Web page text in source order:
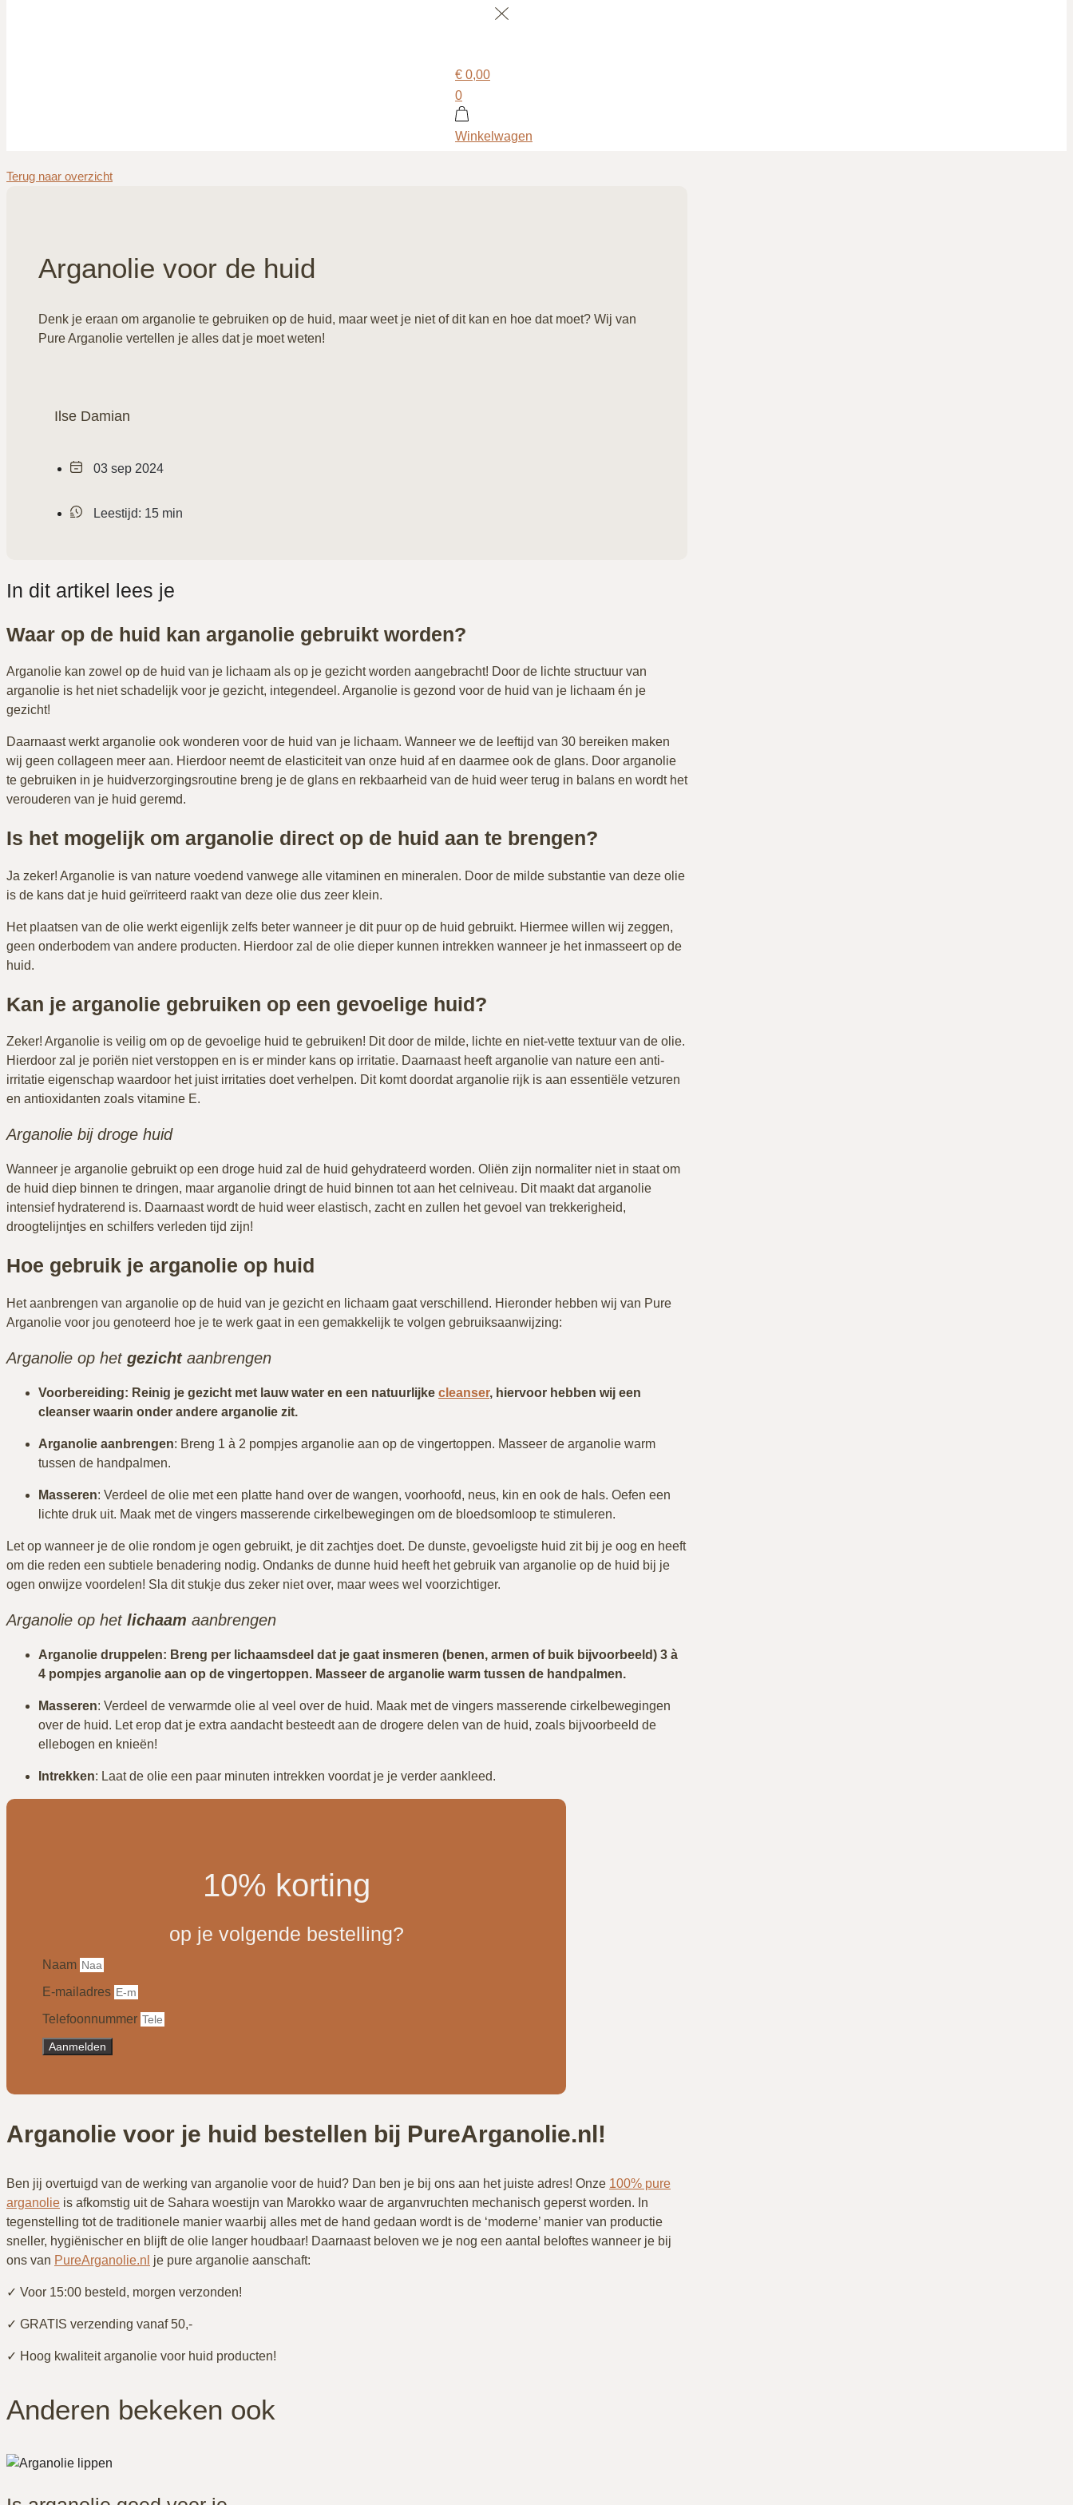
€ 0,00
0
Winkelwagen
Terug naar overzicht
Arganolie voor de huid
Denk je eraan om arganolie te gebruiken op de huid, maar weet je niet of dit kan en hoe dat moet? Wij van
Pure Arganolie vertellen je alles dat je moet weten!
Ilse Damian
03 sep 2024
Leestijd: 15 min
In dit artikel lees je
Waar op de huid kan arganolie gebruikt worden?
Arganolie kan zowel op de huid van je lichaam als op je gezicht worden aangebracht! Door de lichte structuur van
arganolie is het niet schadelijk voor je gezicht, integendeel. Arganolie is gezond voor de huid van je lichaam én je
gezicht!
Daarnaast werkt arganolie ook wonderen voor de huid van je lichaam. Wanneer we de leeftijd van 30 bereiken maken
wij geen collageen meer aan. Hierdoor neemt de elasticiteit van onze huid af en daarmee ook de glans. Door arganolie
te gebruiken in je huidverzorgingsroutine breng je de glans en rekbaarheid van de huid weer terug in balans en wordt het
verouderen van je huid geremd.
Is het mogelijk om arganolie direct op de huid aan te brengen?
Ja zeker! Arganolie is van nature voedend vanwege alle vitaminen en mineralen. Door de milde substantie van deze olie
is de kans dat je huid geïrriteerd raakt van deze olie dus zeer klein.
Het plaatsen van de olie werkt eigenlijk zelfs beter wanneer je dit puur op de huid gebruikt. Hiermee willen wij zeggen,
geen onderbodem van andere producten. Hierdoor zal de olie dieper kunnen intrekken wanneer je het inmasseert op de
huid.
Kan je arganolie gebruiken op een gevoelige huid?
Zeker! Arganolie is veilig om op de gevoelige huid te gebruiken! Dit door de milde, lichte en niet-vette textuur van de olie.
Hierdoor zal je poriën niet verstoppen en is er minder kans op irritatie. Daarnaast heeft arganolie van nature een anti-
irritatie eigenschap waardoor het juist irritaties doet verhelpen. Dit komt doordat arganolie rijk is aan essentiële vetzuren
en antioxidanten zoals vitamine E.
Arganolie bij droge huid
Wanneer je arganolie gebruikt op een droge huid zal de huid gehydrateerd worden. Oliën zijn normaliter niet in staat om
de huid diep binnen te dringen, maar arganolie dringt de huid binnen tot aan het celniveau. Dit maakt dat arganolie
intensief hydraterend is. Daarnaast wordt de huid weer elastisch, zacht en zullen het gevoel van trekkerigheid,
droogtelijntjes en schilfers verleden tijd zijn!
Hoe gebruik je arganolie op huid
Het aanbrengen van arganolie op de huid van je gezicht en lichaam gaat verschillend. Hieronder hebben wij van Pure
Arganolie voor jou genoteerd hoe je te werk gaat in een gemakkelijk te volgen gebruiksaanwijzing:
Arganolie op het gezicht aanbrengen
Voorbereiding: Reinig je gezicht met lauw water en een natuurlijke cleanser, hiervoor hebben wij een
cleanser waarin onder andere arganolie zit.
Arganolie aanbrengen: Breng 1 à 2 pompjes arganolie aan op de vingertoppen. Masseer de arganolie warm
tussen de handpalmen.
Masseren: Verdeel de olie met een platte hand over de wangen, voorhoofd, neus, kin en ook de hals. Oefen een
lichte druk uit. Maak met de vingers masserende cirkelbewegingen om de bloedsomloop te stimuleren.
Let op wanneer je de olie rondom je ogen gebruikt, je dit zachtjes doet. De dunste, gevoeligste huid zit bij je oog en heeft
om die reden een subtiele benadering nodig. Ondanks de dunne huid heeft het gebruik van arganolie op de huid bij je
ogen onwijze voordelen! Sla dit stukje dus zeker niet over, maar wees wel voorzichtiger.
Arganolie op het lichaam aanbrengen
Arganolie druppelen: Breng per lichaamsdeel dat je gaat insmeren (benen, armen of buik bijvoorbeeld) 3 à
4 pompjes arganolie aan op de vingertoppen. Masseer de arganolie warm tussen de handpalmen.
Masseren: Verdeel de verwarmde olie al veel over de huid. Maak met de vingers masserende cirkelbewegingen
over de huid. Let erop dat je extra aandacht besteedt aan de drogere delen van de huid, zoals bijvoorbeeld de
ellebogen en knieën!
Intrekken: Laat de olie een paar minuten intrekken voordat je je verder aankleed.
10% korting
op je volgende bestelling?
Naam
E-mailadres
Telefoonnummer
Aanmelden
Arganolie voor je huid bestellen bij PureArganolie.nl!
Ben jij overtuigd van de werking van arganolie voor de huid? Dan ben je bij ons aan het juiste adres! Onze 100% pure
arganolie is afkomstig uit de Sahara woestijn van Marokko waar de arganvruchten mechanisch geperst worden. In
tegenstelling tot de traditionele manier waarbij alles met de hand gedaan wordt is de ‘moderne’ manier van productie
sneller, hygiënischer en blijft de olie langer houdbaar! Daarnaast beloven we je nog een aantal beloftes wanneer je bij
ons van PureArganolie.nl je pure arganolie aanschaft:
✓ Voor 15:00 besteld, morgen verzonden!
✓ GRATIS verzending vanaf 50,-
✓ Hoog kwaliteit arganolie voor huid producten!
Anderen bekeken ook